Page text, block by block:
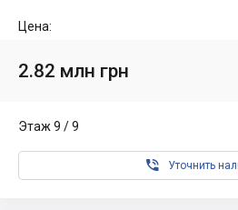
Цена:
2.82 млн грн
Этаж 9 / 9
 Уточнить